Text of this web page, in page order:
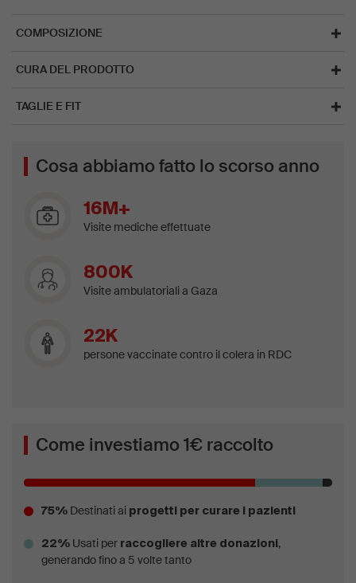
COMPOSIZIONE
CURA DEL PRODOTTO
TAGLIE E FIT
Cosa abbiamo fatto lo scorso anno
16M+
Visite mediche effettuate
800K
Visite ambulatoriali a Gaza
22K
persone vaccinate contro il colera in RDC
Come investiamo 1€ raccolto
75% Destinati ai progetti per curare i pazienti
22% Usati per raccogliere altre donazioni ,
generando fino a 5 volte tanto